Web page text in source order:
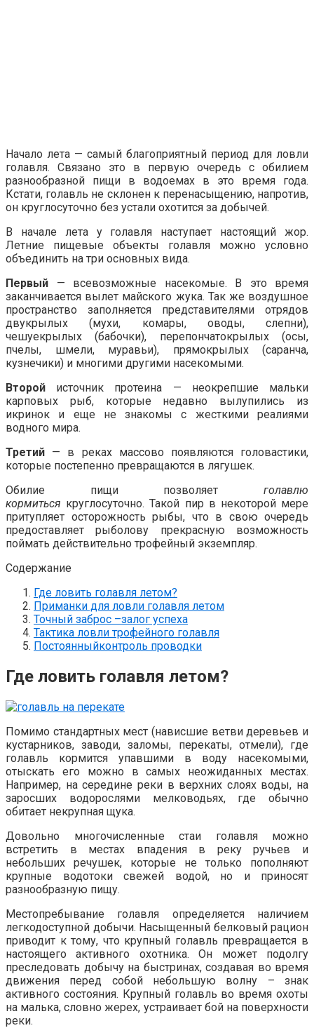
Начало лета — самый благоприятный период для ловли
голавля. Связано это в первую очередь с обилием
разнообразной пищи в водоемах в это время года.
Кстати, голавль не склонен к перенасыщению, напротив,
он круглосуточно без устали охотится за добычей.
В начале лета у голавля наступает настоящий жор.
Летние пищевые объекты голавля можно условно
объединить на три основных вида.
Первый — всевозможные насекомые. В это время
заканчивается вылет майского жука. Так же воздушное
пространство заполняется представителями отрядов
двукрылых (мухи, комары, оводы, слепни),
чешуекрылых (бабочки), перепончатокрылых (осы,
пчелы, шмели, муравьи), прямокрылых (саранча,
кузнечики) и многими другими насекомыми.
Второй источник протеина — неокрепшие мальки
карповых рыб, которые недавно вылупились из
икринок и еще не знакомы с жесткими реалиями
водного мира.
Третий — в реках массово появляются головастики,
которые постепенно превращаются в лягушек.
Обилие пищи позволяет голавлю
кормиться круглосуточно. Такой пир в некоторой мере
притупляет осторожность рыбы, что в свою очередь
предоставляет рыболову прекрасную возможность
поймать действительно трофейный экземпляр.
Содержание
Где ловить голавля летом?
Приманки для ловли голавля летом
Точный заброс –залог успеха
Тактика ловли трофейного голавля
Постоянныйконтроль проводки
Где ловить голавля летом?
Помимо стандартных мест (нависшие ветви деревьев и
кустарников, заводи, заломы, перекаты, отмели), где
голавль кормится упавшими в воду насекомыми,
отыскать его можно в самых неожиданных местах.
Например, на середине реки в верхних слоях воды, на
заросших водорослями мелководьях, где обычно
обитает некрупная щука.
Довольно многочисленные стаи голавля можно
встретить в местах впадения в реку ручьев и
небольших речушек, которые не только пополняют
крупные водотоки свежей водой, но и приносят
разнообразную пищу.
Местопребывание голавля определяется наличием
легкодоступной добычи. Насыщенный белковый рацион
приводит к тому, что крупный голавль превращается в
настоящего активного охотника. Он может подолгу
преследовать добычу на быстринах, создавая во время
движения перед собой небольшую волну – знак
активного состояния. Крупный голавль во время охоты
на малька, словно жерех, устраивает бой на поверхности
реки.